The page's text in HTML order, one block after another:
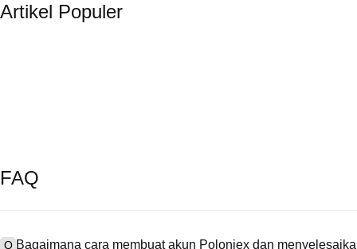
Artikel Populer
FAQ
Q Bagaimana cara membuat akun Poloniex dan